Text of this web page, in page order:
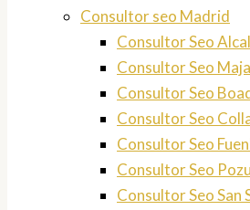
Consultor seo Madrid
Consultor Seo
Consultor Seo
Consultor Seo
Consultor Seo
Consultor Seo
Consultor Seo
Consultor Seo San